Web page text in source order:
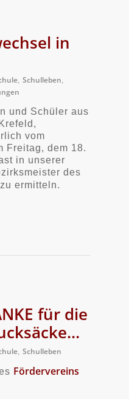
in
Schulleben
und Schüler aus
vom
Freitag, dem 18.
in unserer
des
zu ermitteln.
für die
Schulleben
Fördervereins